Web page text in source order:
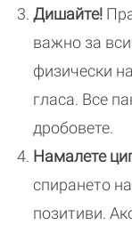
Дишайте!
важно за
физически
гласа. Все
дробовете.
Намалете
спирането
позитиви.